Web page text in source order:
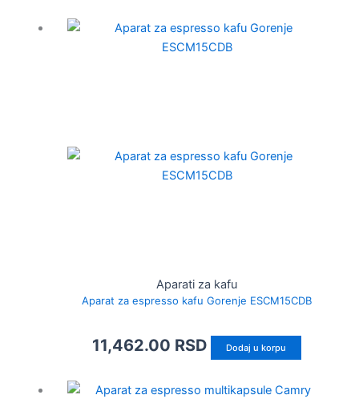
Aparati za kafu
Aparat za espresso kafu Gorenje ESCM15CDB
11,462.00 RSD Dodaj u korpu